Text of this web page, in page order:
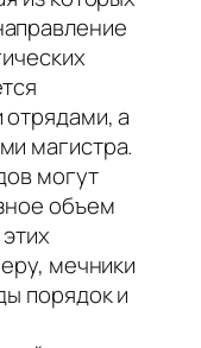
а
магистра.
могут
объем
мечники
порядок и